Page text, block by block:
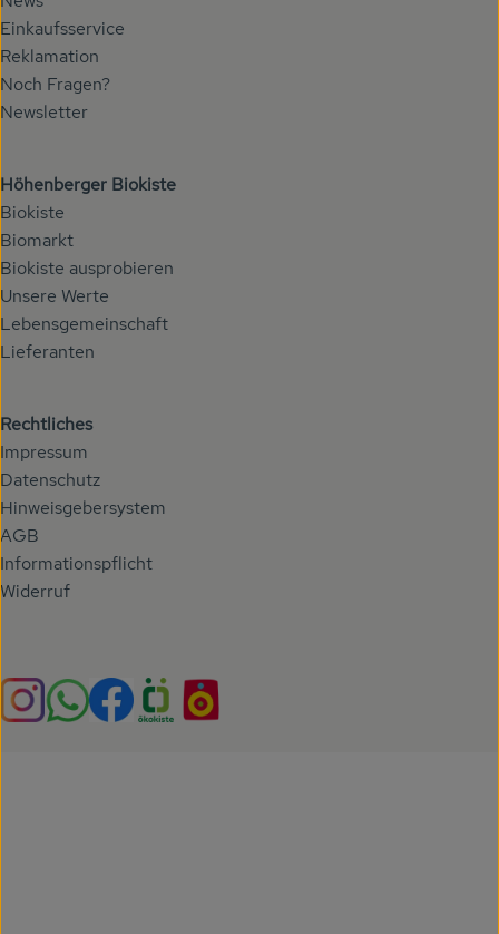
Einkaufsservice
Reklamation
Noch Fragen?
Newsletter
Höhenberger Biokiste
Biokiste
Biomarkt
Biokiste ausprobieren
Unsere Werte
Lebensgemeinschaft
Lieferanten
Rechtliches
Impressum
Datenschutz
Hinweisgebersystem
AGB
Informationspflicht
Widerruf
Externer Link zu https://www.instagram.com/
Externer Link zu https://whatsapp.com/channel/
Externer Link zu https://www.facebook.com/
Externer Link zu https://